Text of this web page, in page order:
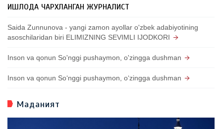
ҚИШЛОҚДА ЧАРХЛАНГАН ЖУРНАЛИСТ
Saida Zunnunova - yangi zamon ayollar o'zbek adabiyotining
asoschilaridan biri ELIMIZNING SEVIMLI IJODKORI
Inson va qonun So'nggi pushaymon, o'zingga dushman
Inson va qonun So‘nggi pushaymon, o‘zingga dushman
Маданият